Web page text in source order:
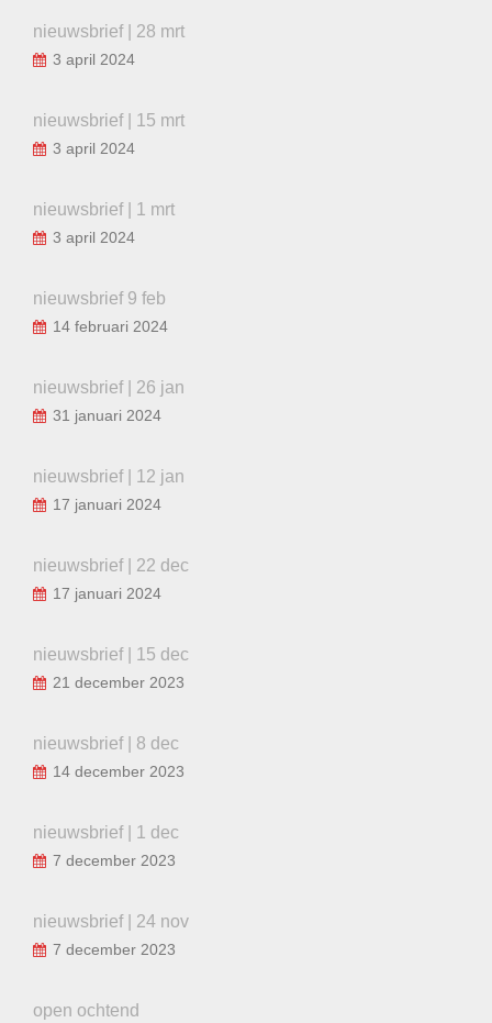
nieuwsbrief | 28 mrt
3 april 2024
nieuwsbrief | 15 mrt
3 april 2024
nieuwsbrief | 1 mrt
3 april 2024
nieuwsbrief 9 feb
14 februari 2024
nieuwsbrief | 26 jan
31 januari 2024
nieuwsbrief | 12 jan
17 januari 2024
nieuwsbrief | 22 dec
17 januari 2024
nieuwsbrief | 15 dec
21 december 2023
nieuwsbrief | 8 dec
14 december 2023
nieuwsbrief | 1 dec
7 december 2023
nieuwsbrief | 24 nov
7 december 2023
open ochtend